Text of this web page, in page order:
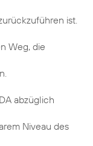
ist.
Weg, die
abzüglich
Niveau des